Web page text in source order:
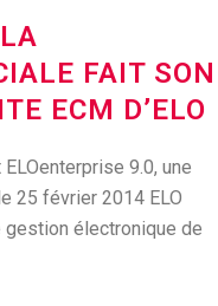
FAIT SON
ECM D’ELO
9.0, une
25 février 2014 ELO
électronique de